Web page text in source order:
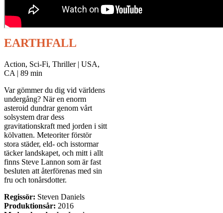
EARTHFALL
Action, Sci-Fi, Thriller | USA,
CA | 89 min
Var gömmer du dig vid världens
undergång? När en enorm
asteroid dundrar genom vårt
solsystem drar dess
gravitationskraft med jorden i sitt
kölvatten. Meteoriter förstör
stora städer, eld- och isstormar
täcker landskapet, och mitt i allt
finns Steve Lannon som är fast
besluten att återförenas med sin
fru och tonårsdotter.
Regissör: Steven Daniels
Produktionsår: 2016